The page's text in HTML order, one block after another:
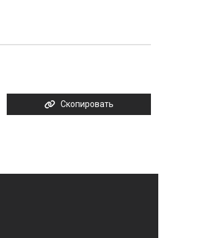
Скопировать